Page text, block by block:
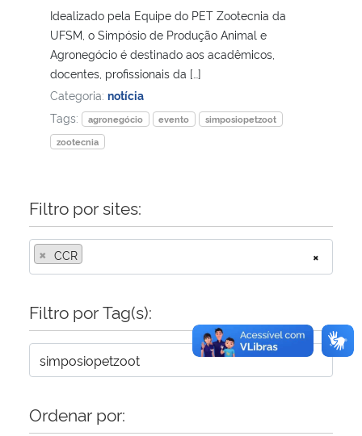
Secretaria de Governo
Gabinete de Segurança Institucional
Advocacia-Geral da União
Banco Central do Brasil
Idealizado pela Equipe do PET Zootecnia da
UFSM, o Simpósio de Produção Animal e
Agronegócio é destinado aos acadêmicos,
docentes, profissionais da […]
Categoria: notícia
Tags:
agronegócio evento
simposiopetzoot
zootecnia
Filtro por sites:
×
× CCR
Filtro por Tag(s):
Ordenar por: